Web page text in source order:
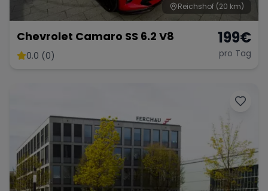
Reichshof (20 km)
Chevrolet Camaro SS 6.2 V8
0.0 (0)
199€
pro Tag